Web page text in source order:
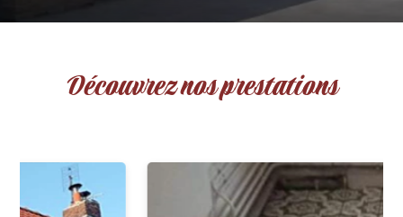
Découvrez nos prestations